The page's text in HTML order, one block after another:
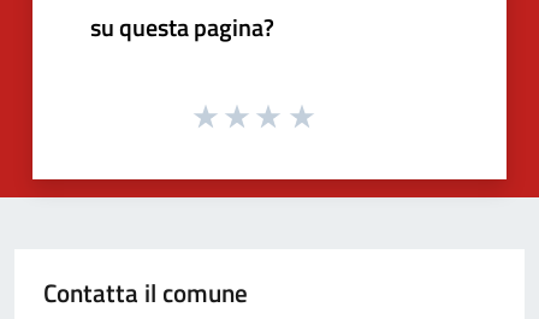
su questa pagina?
Contatta il comune